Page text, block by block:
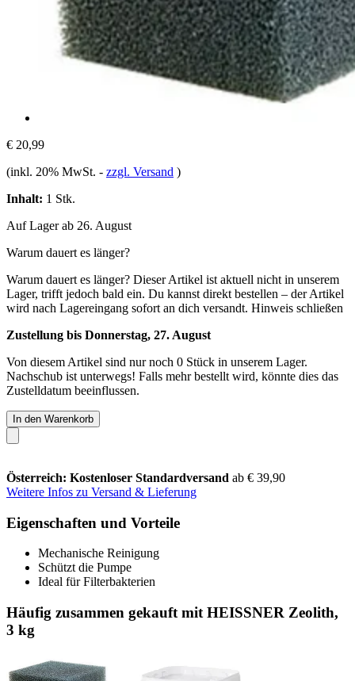
€ 20,99
(inkl. 20% MwSt. - zzgl. Versand )
Inhalt: 1 Stk.
Auf Lager ab 26. August
Warum dauert es länger?
Warum dauert es länger? Dieser Artikel ist aktuell nicht in unserem
Lager, trifft jedoch bald ein. Du kannst direkt bestellen – der Artikel
wird nach Lagereingang sofort an dich versandt. Hinweis schließen
Zustellung bis Donnerstag, 27. August
Von diesem Artikel sind nur noch 0 Stück in unserem Lager.
Nachschub ist unterwegs! Falls mehr bestellt wird, könnte dies das
Zustelldatum beeinflussen.
In den Warenkorb
Österreich: Kostenloser Standardversand ab € 39,90
Weitere Infos zu Versand & Lieferung
Eigenschaften und Vorteile
Mechanische Reinigung
Schützt die Pumpe
Ideal für Filterbakterien
Häufig zusammen gekauft mit HEISSNER Zeolith,
3 kg